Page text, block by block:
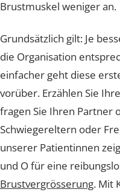
den Kopf besser
Ellbogen vorne
Brustmuskel weniger
Grundsätzlich gilt: Je
die Organisation
einfacher geht diese
vorüber. Erzählen Sie
fragen Sie Ihren